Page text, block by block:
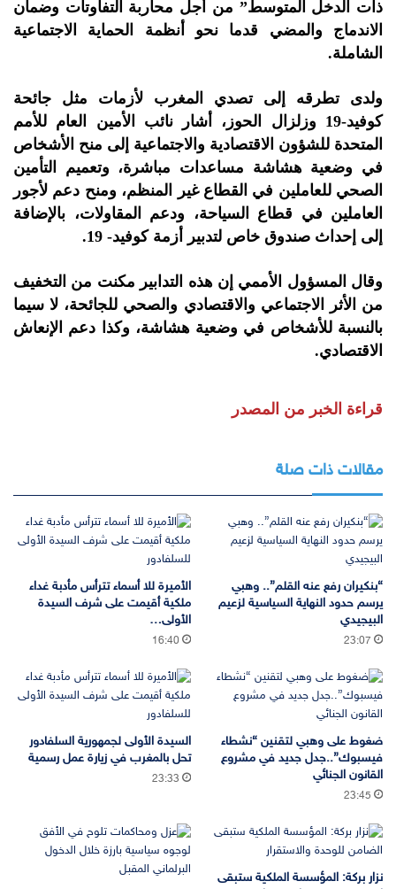
ذات الدخل المتوسط” من أجل محاربة التفاوتات وضمان
الاندماج والمضي قدما نحو أنظمة الحماية الاجتماعية
الشاملة.
ولدى تطرقه إلى تصدي المغرب لأزمات مثل جائحة
كوفيد-19 وزلزال الحوز، أشار نائب الأمين العام للأمم
المتحدة للشؤون الاقتصادية والاجتماعية إلى منح الأشخاص
في وضعية هشاشة مساعدات مباشرة، وتعميم التأمين
الصحي للعاملين في القطاع غير المنظم، ومنح دعم لأجور
العاملين في قطاع السياحة، ودعم المقاولات، بالإضافة
إلى إحداث صندوق خاص لتدبير أزمة كوفيد- 19.
وقال المسؤول الأممي إن هذه التدابير مكنت من التخفيف
من الأثر الاجتماعي والاقتصادي والصحي للجائحة، لا سيما
بالنسبة للأشخاص في وضعية هشاشة، وكذا دعم الإنعاش
الاقتصادي.
قراءة الخبر من المصدر
مقالات ذات صلة
“بنكيران رفع عنه القلم”.. وهبي
يرسم حدود النهاية السياسية لزعيم
البيجيدي
23:07
الأميرة للا أسماء تترأس مأدبة غداء
ملكية أقيمت على شرف السيدة
الأولى…
16:40
ضغوط على وهبي لتقنين “نشطاء
فيسبوك”..جدل جديد في مشروع
القانون الجنائي
23:45
السيدة الأولى لجمهورية السلفادور
تحل بالمغرب في زيارة عمل رسمية
23:33
نزار بركة: المؤسسة الملكية ستبقى